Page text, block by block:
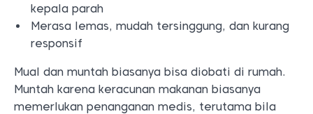
kepala parah
Merasa lemas, mudah tersinggung, dan kurang
responsif
Mual dan muntah biasanya bisa diobati di rumah.
Muntah karena keracunan makanan biasanya
memerlukan penanganan medis, terutama bila